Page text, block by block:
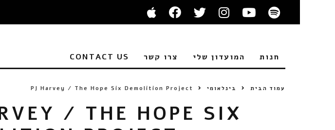
חנות המועדון שלי צרו קשר CONTACT US
עמוד הבית בינלאומי PJ Harvey / The Hope Six Demolition Project
/ THE HOPE SIX